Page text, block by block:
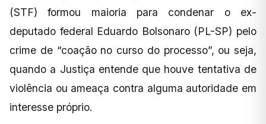
(STF) formou maioria para condenar o ex-
deputado federal Eduardo Bolsonaro (PL-SP) pelo
crime de “coação no curso do processo”, ou seja,
quando a Justiça entende que houve tentativa de
violência ou ameaça contra alguma autoridade em
interesse próprio.